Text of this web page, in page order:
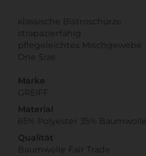
klassische Bistroschürze
strapazierfähig
pflegeleichtes Mischgewebe
One Size
Marke
GREIFF
Material
65% Polyester 35% Baumwolle
Qualität
Baumwolle Fair Trade